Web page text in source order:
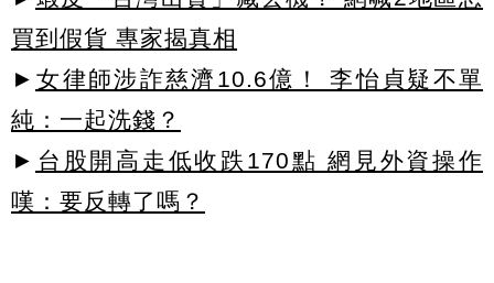
買到假貨 專家揭真相
► 女律師涉詐慈濟10.6億！ 李怡貞疑不單
純：一起洗錢？
► 台股開高走低收跌170點 網見外資操作
嘆：要反轉了嗎？